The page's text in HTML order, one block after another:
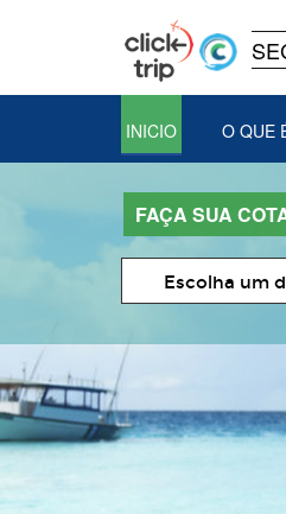
INICIO O QUE
FAÇA SUA
Escolha um